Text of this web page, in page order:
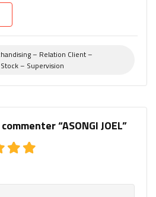
– Relation Client –
– Supervision
“ASONGI JOEL”